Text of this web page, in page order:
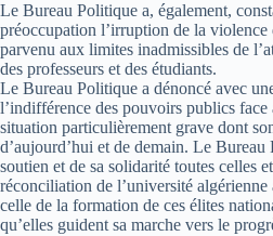
Le Bureau Politique a, également,
préoccupation l’irruption de la violence
parvenu aux limites inadmissibles de
des professeurs et des étudiants.
Le Bureau Politique a dénoncé avec
l’indifférence des pouvoirs publics face
situation particulièrement grave dont
d’aujourd’hui et de demain. Le Bureau
soutien et de sa solidarité toutes celles
réconciliation de l’université
celle de la formation de ces élites
qu’elles guident sa marche vers le